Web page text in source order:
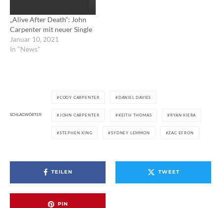
„Alive After Death“: John
Carpenter mit neuer Single
Januar 10, 2021
In "News"
SCHLAGWÖRTER
CODY CARPENTER DANIEL DAVIES
JOHN CARPENTER KEITH THOMAS RYAN KIERA
STEPHEN KING SYDNEY LEMMON ZAC EFRON
TEILEN TWEET
PIN